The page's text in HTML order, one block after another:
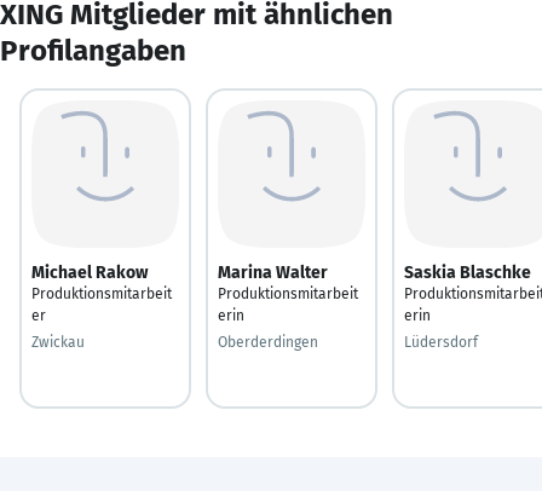
XING Mitglieder mit ähnlichen
Profilangaben
Michael Rakow
Produktionsmitarbeit
er
Zwickau
Marina Walter
Produktionsmitarbeit
erin
Oberderdingen
Saskia Blaschke
erin
Lüdersdorf